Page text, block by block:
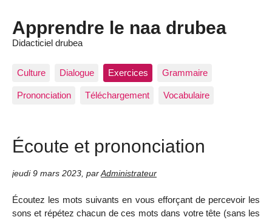
Apprendre le naa drubea
Didacticiel drubea
Culture Dialogue Exercices Grammaire
Prononciation Téléchargement Vocabulaire
Écoute et prononciation
jeudi 9 mars 2023 par Administrateur
Écoutez les mots suivants en vous efforçant de percevoir les
sons et répétez chacun de ces mots dans votre tête (sans les